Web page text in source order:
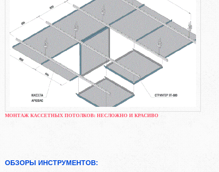
МОНТАЖ КАССЕТНЫХ ПОТОЛКОВ: НЕСЛОЖНО И КРАСИВО
ОБЗОРЫ ИНСТРУМЕНТОВ: